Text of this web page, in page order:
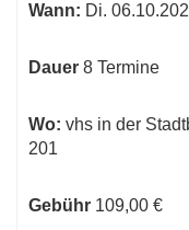
Wann: Di.
Dauer 8 Termine
Wo: vhs in der
201
Gebühr 109,00 €